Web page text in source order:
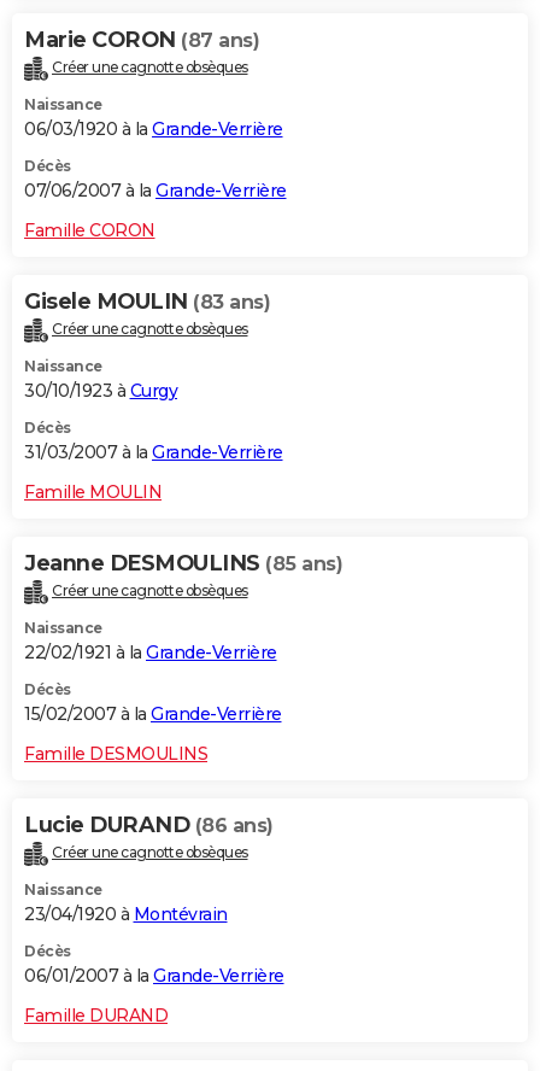
Marie CORON (87 ans)
Créer une cagnotte obsèques
Naissance
06/03/1920 à la Grande-Verrière
Décès
07/06/2007 à la Grande-Verrière
Famille CORON
Gisele MOULIN (83 ans)
Créer une cagnotte obsèques
Naissance
30/10/1923 à Curgy
Décès
31/03/2007 à la Grande-Verrière
Famille MOULIN
Jeanne DESMOULINS (85 ans)
Créer une cagnotte obsèques
Naissance
22/02/1921 à la Grande-Verrière
Décès
15/02/2007 à la Grande-Verrière
Famille DESMOULINS
Lucie DURAND (86 ans)
Créer une cagnotte obsèques
Naissance
23/04/1920 à Montévrain
Décès
06/01/2007 à la Grande-Verrière
Famille DURAND